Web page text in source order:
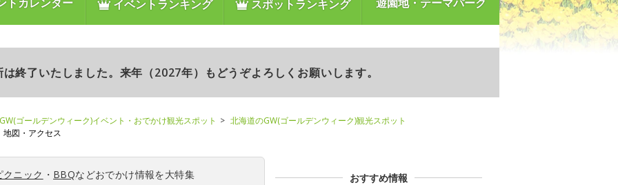
イベントランキング スポットランキング
終了いたしました。来年（2027年）もどうぞよろしくお願いします。
ゴールデンウィーク)イベント・おでかけ観光スポット
北海道のGW(ゴールデンウィーク)観光スポット
地図・アクセス
クニック ・ BBQなどおでかけ情報を大特集
おすすめ情報